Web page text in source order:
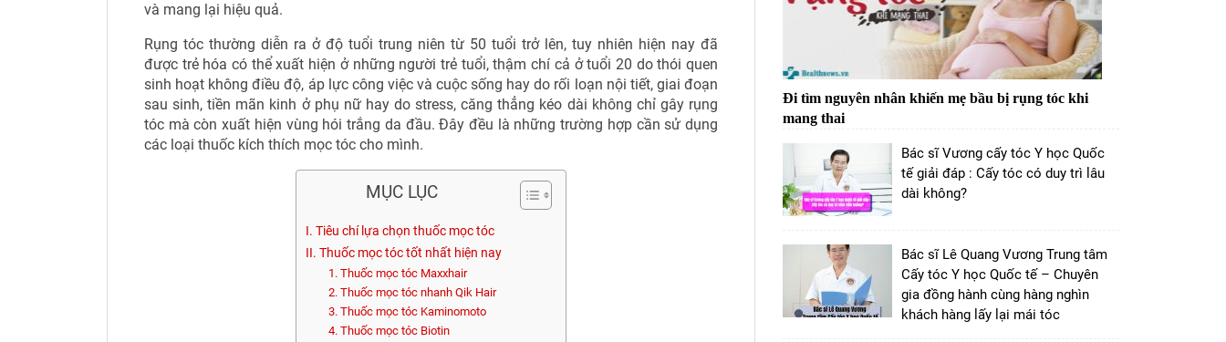
và mang lại hiệu quả.
Rụng tóc thường diễn ra ở độ tuổi trung niên từ 50 tuổi trở lên, tuy nhiên hiện nay đã
được trẻ hóa có thể xuất hiện ở những người trẻ tuổi, thậm chí cả ở tuổi 20 do thói quen
sinh hoạt không điều độ, áp lực công việc và cuộc sống hay do rối loạn nội tiết, giai đoạn
sau sinh, tiền mãn kinh ở phụ nữ hay do stress, căng thẳng kéo dài không chỉ gây rụng
tóc mà còn xuất hiện vùng hói trắng da đầu. Đây đều là những trường hợp cần sử dụng
các loại thuốc kích thích mọc tóc cho mình.
MỤC LỤC
I. Tiêu chí lựa chọn thuốc mọc tóc
II. Thuốc mọc tóc tốt nhất hiện nay
1. Thuốc mọc tóc Maxxhair
2. Thuốc mọc tóc nhanh Qik Hair
3. Thuốc mọc tóc Kaminomoto
4. Thuốc mọc tóc Biotin
Đi tìm nguyên nhân khiến mẹ bầu bị rụng tóc khi
mang thai
Bác sĩ Vương cấy tóc Y học Quốc
tế giải đáp : Cấy tóc có duy trì lâu
dài không?
Bác sĩ Lê Quang Vương Trung tâm
Cấy tóc Y học Quốc tế – Chuyên
gia đồng hành cùng hàng nghìn
khách hàng lấy lại mái tóc